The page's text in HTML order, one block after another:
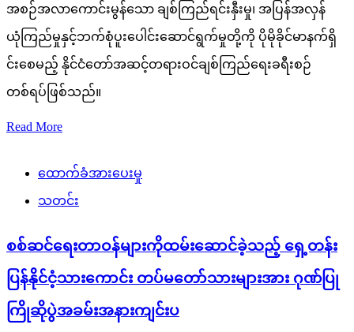
အစဉ်အလာကောင်းမွန်သော ချစ်ကြည်ရင်းနှီးမှု၊ အပြန်အလှန်
ယုံကြည်မှုနှင့်ဘက်စုံပူးပေါင်းဆောင်ရွက်မှုတို့ကို ပိုမိုခိုင်မာနက်ရှိ
င်းစေမည့် နိုင်ငံတော်အဆင့်တရားဝင်ချစ်ကြည်ရေးခရီးစဉ်
တစ်ရပ်ဖြစ်သည်။
Read More
ထောက်ခံအားပေးမှု
သတင်း
စစ်ဆင်ရေးတာဝန်များကိုထမ်းဆောင်ခဲ့သည့် ရှေ့တန်း
ပြန်နိုင်ငံ့သားကောင်း တပ်မတော်သားများအား ဂုဏ်ပြု
ကြိုဆိုပွဲအခမ်းအနားကျင်းပ